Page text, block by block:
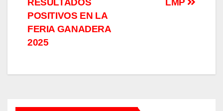
LMP
RESULTADOS
POSITIVOS EN LA
FERIA GANADERA
2025